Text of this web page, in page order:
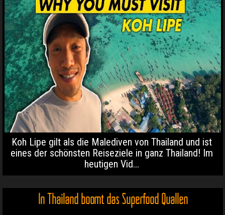
Koh Lipe gilt als die Malediven von Thailand und ist
eines der schönsten Reiseziele in ganz Thailand! Im
heutigen Vid...
In Thailand boomt das Superfood Quallen